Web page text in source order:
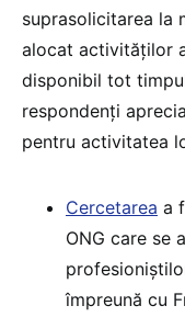
suprasolicitarea la
alocat activităților
disponibil tot
respondenți
pentru activitatea
Cercetarea a
ONG care se
împreună cu